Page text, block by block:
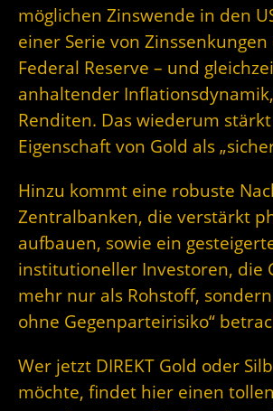
möglichen Zinswende in den
einer Serie von
Federal Reserve – und
anhaltender
Renditen. Das wiederum
Eigenschaft von Gold als
Hinzu kommt eine robuste
Zentralbanken, die verstärkt
aufbauen, sowie ein
institutioneller Investoren, die
mehr nur als Rohstoff,
ohne Gegenparteirisiko“
Wer jetzt DIREKT Gold oder
möchte, findet hier einen